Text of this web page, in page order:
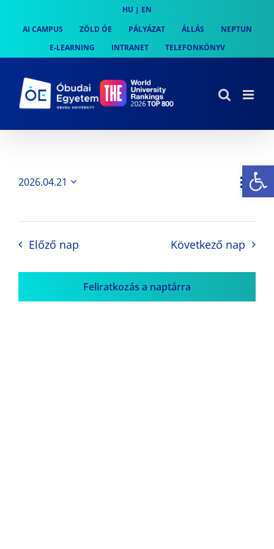
content
HU | EN
AI CAMPUS
ZÖLD ÓE PÁLYÁZAT ÁLLÁS
NEPTUN
E-LEARNING
INTRANET TELEFONKÖNYV
Nap
2026.04.21
Előző nap Következő nap
Feliratkozás a naptárra